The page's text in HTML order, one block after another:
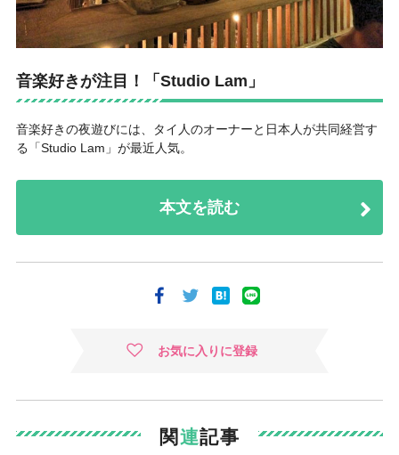
音楽好きが注目！「Studio Lam」
音楽好きの夜遊びには、タイ人のオーナーと日本人が共同経営す
る「Studio Lam」が最近人気。
本文を読む
お気に入りに登録
関連記事